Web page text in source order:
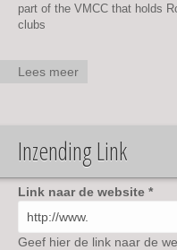
part of the VMCC that holds
clubs
Lees meer
(BHR -
GB)
Inzending Link
Link naar de website *
Geef hier de link naar de